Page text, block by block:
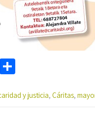
E
my justicia, Cáritas,